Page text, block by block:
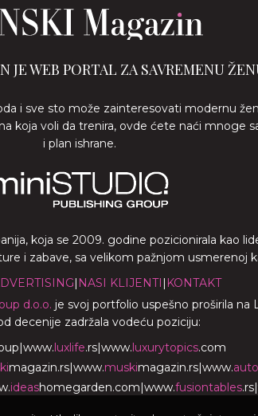
JE WEB PORTAL ZA SAVREMENU
i sve sto može zainteresovati modernu
koja voli da trenira, ovde ćete naći mnoge
i plan ishrane.
koja se 2009. godine pozicionirala kao
i zabave, sa velikom pažnjom usmerenoj
| NASI KLIJENTI | KONTAKT
d.o.o. je svoj portfolio uspešno proširila
decenije zadržala vodeću poziciju:
|www.luxlife.rs|www.luxurytopics.com
magazin.rs|www.muskimagazin.rs|www.auto
ideashomegarden.com|www.fusiontables.rs|